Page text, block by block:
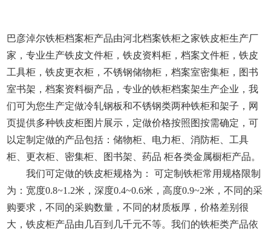
巴彦淖尔铁柜档案柜产品由河北档案铁柜之家铁皮柜生产厂
家，专业生产铁皮文件柜，铁皮资料柜，档案文件柜，铁皮
工具柜，铁皮更衣柜，不锈钢储物柜，档案室密集柜，图书
室书架，档案资料橱产品，专业的铁柜档案架生产企业，我
们可为您生产定做冷轧钢板和不锈钢类两种铁柜和架子，网
页提供多种铁皮柜图片展示，定做价格按照图按需确定，可
以定制定做的产品包括：储物柜、电力柜、消防柜、工具
柜、更衣柜、密集柜、图书架、药品 柜各类金属橱柜产品。
我们可定做的铁皮柜规格为： 可定制铁柜常用规格限制
为：宽度0.8~1.2米，深度0.4~0.6米，高度0.9~2米，不同的采
购要求，不同的采购数量，不同的材质板厚，价格差别很
大，铁皮柜产品由几百到几千元不等。我们的铁柜类产品依